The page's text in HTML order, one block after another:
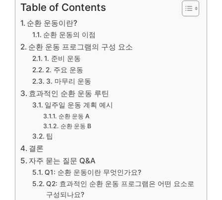
Table of Contents
순환 운동이란?
순환 운동의 이점
순환 운동 프로그램의 구성 요소
1. 준비 운동
2. 주요 운동
3. 마무리 운동
효과적인 순환 운동 루틴
일주일 운동 계획 예시
순환 운동 A
순환 운동 B
팁
결론
자주 묻는 질문 Q&A
Q1: 순환 운동이란 무엇인가요?
Q2: 효과적인 순환 운동 프로그램은 어떤 요소로
구성되나요?